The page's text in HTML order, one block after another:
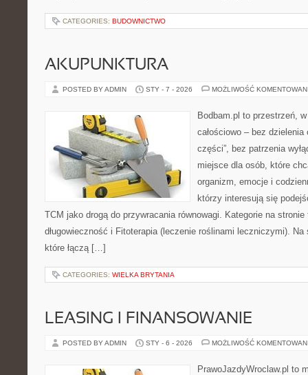
CATEGORIES: BUDOWNICTWO
AKUPUNKTURA
POSTED BY ADMIN STY - 7 - 2026 MOŻLIWOŚĆ
Bodbam.pl to przestrzeń,
całościowo – bez dzielenia
części”, bez patrzenia
miejsce dla osób, które
organizm, emocje i
którzy interesują się
TCM jako drogą do przywracania równowagi. Kategorie na
długowieczność i Fitoterapia (leczenie roślinami leczniczymi).
które łączą […]
CATEGORIES: WIELKA BRYTANIA
LEASING I FINANSOWANIE
POSTED BY ADMIN STY - 6 - 2026 MOŻLIWOŚĆ
PrawoJazdyWroclaw.pl to